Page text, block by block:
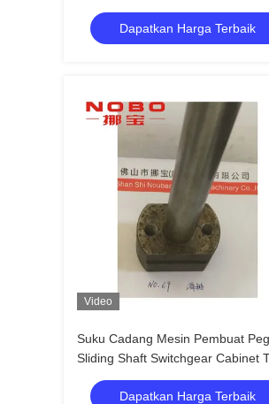
Pelat Pembawa Pegas
Dapatkan Harga Terbaik
Video
Suku Cadang Mesin Pembuat
Sliding Shaft Switchgear Cabinet
Switch
Dapatkan Harga Terbaik